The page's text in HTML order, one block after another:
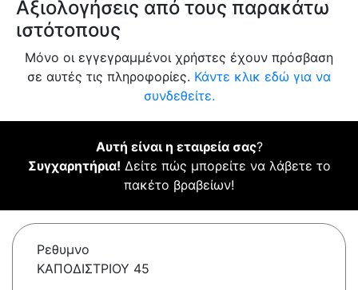
Αξιολογήσεις από τους παρακάτω
ιστότοπους
Μόνο οι εγγεγραμμένοι χρήστες έχουν πρόσβαση
σε αυτές τις πληροφορίες. Κάντε κλικ εδώ για να
συνδεθείτε.
Αυτή είναι η εταιρεία σας?
Συγχαρητήρια! Δείτε πώς μπορείτε να λάβετε το
πακέτο βραβείων!
Ρεθυμνο
ΚΑΠΟΔΙΣΤΡΙΟΥ 45